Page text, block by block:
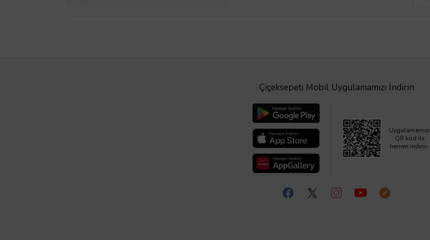
Çiçeksepeti Mobil Uygulamamızı İndirin
Uygulamamızı
QR kod ile
hemen indirin.